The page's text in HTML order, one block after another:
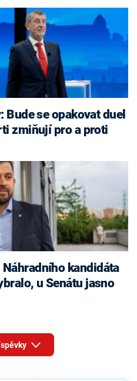
zmiňují pro a proti
kandidáta
u Senátu jasno